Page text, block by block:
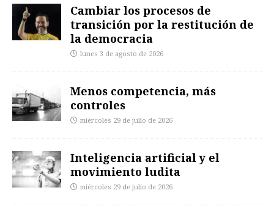
Cambiar los procesos de
transición por la restitución de
la democracia
lunes 3 de agosto de 2026
Menos competencia, más
controles
miércoles 29 de julio de 2026
Inteligencia artificial y el
movimiento ludita
miércoles 29 de julio de 2026